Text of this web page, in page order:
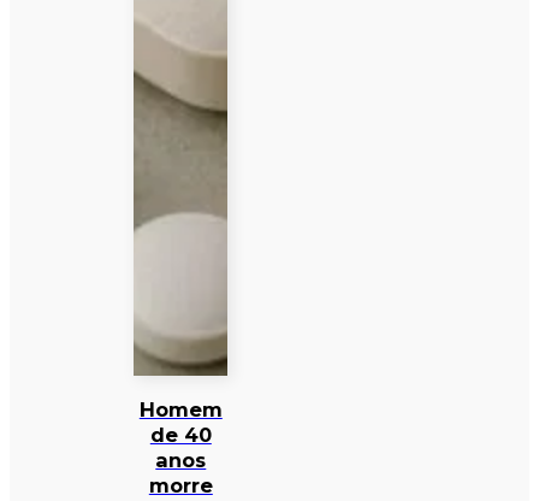
Homem
de 40
anos
morre